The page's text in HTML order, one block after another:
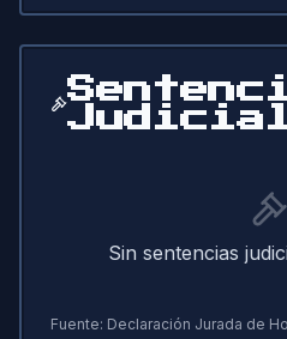
Sin sentencias
Fuente: Declaración Jurada de